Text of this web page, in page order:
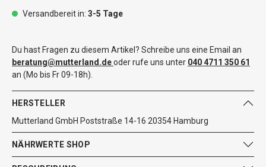
Versandbereit in: 3-5 Tage
Du hast Fragen zu diesem Artikel? Schreibe uns eine Email an
beratung@mutterland.deoder rufe uns unter 040 4711 350 61
an (Mo bis Fr 09-18h).
HERSTELLER
Mutterland GmbH Poststraße 14-16 20354 Hamburg
NÄHRWERTE SHOP